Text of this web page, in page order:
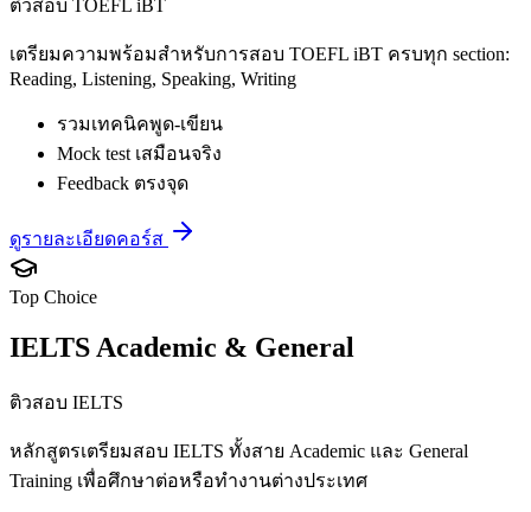
ติวสอบ TOEFL iBT
เตรียมความพร้อมสำหรับการสอบ TOEFL iBT ครบทุก section:
Reading, Listening, Speaking, Writing
รวมเทคนิคพูด-เขียน
Mock test เสมือนจริง
Feedback ตรงจุด
ดูรายละเอียดคอร์ส
Top Choice
IELTS Academic & General
ติวสอบ IELTS
หลักสูตรเตรียมสอบ IELTS ทั้งสาย Academic และ General
Training เพื่อศึกษาต่อหรือทำงานต่างประเทศ